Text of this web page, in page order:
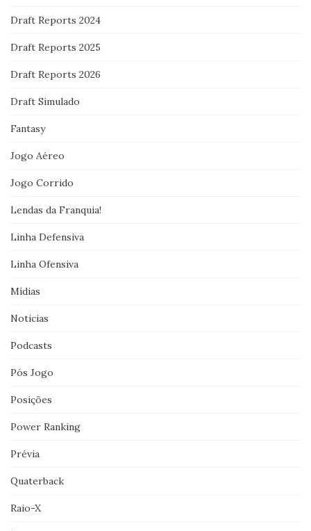
Draft Reports 2024
Draft Reports 2025
Draft Reports 2026
Draft Simulado
Fantasy
Jogo Aéreo
Jogo Corrido
Lendas da Franquia!
Linha Defensiva
Linha Ofensiva
Mídias
Noticias
Podcasts
Pós Jogo
Posições
Power Ranking
Prévia
Quaterback
Raio-X